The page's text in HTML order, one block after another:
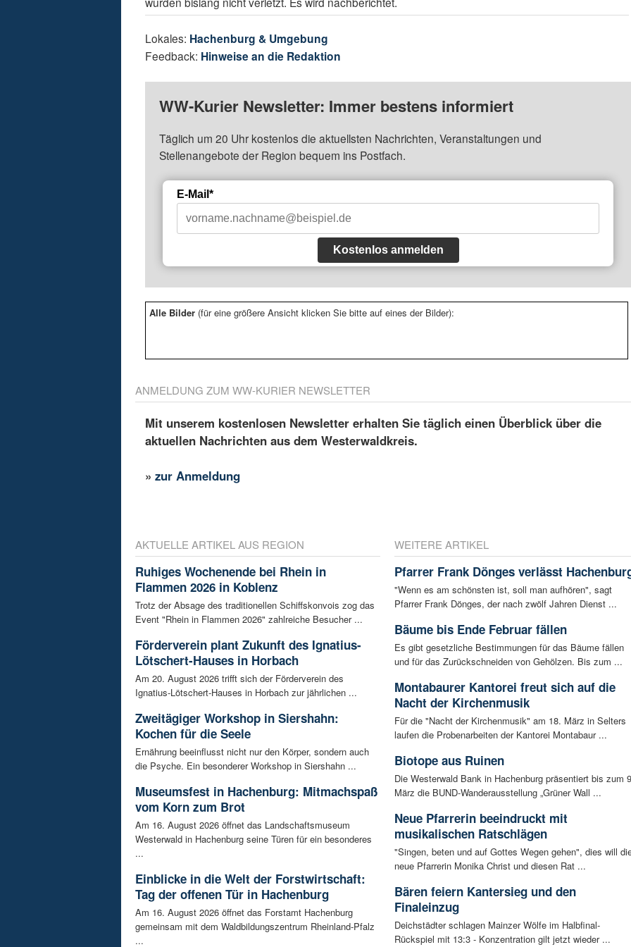
Lokales: Hachenburg & Umgebung
Feedback: Hinweise an die Redaktion
WW-Kurier Newsletter: Immer bestens informiert
Täglich um 20 Uhr kostenlos die aktuellsten Nachrichten, Veranstaltungen und
Stellenangebote der Region bequem ins Postfach.
E-Mail*
Kostenlos anmelden
Alle Bilder (für eine größere Ansicht klicken Sie bitte auf eines der Bilder):
ANMELDUNG ZUM WW-KURIER NEWSLETTER
Mit unserem kostenlosen Newsletter erhalten Sie täglich einen Überblick über die
aktuellen Nachrichten aus dem Westerwaldkreis.
»zur Anmeldung
AKTUELLE ARTIKEL AUS REGION
Ruhiges Wochenende bei Rhein in
Flammen 2026 in Koblenz
Trotz der Absage des traditionellen Schiffskonvois zog das
Event "Rhein in Flammen 2026" zahlreiche Besucher ...
Förderverein plant Zukunft des Ignatius-
Lötschert-Hauses in Horbach
Am 20. August 2026 trifft sich der Förderverein des
Ignatius-Lötschert-Hauses in Horbach zur jährlichen ...
Zweitägiger Workshop in Siershahn:
Kochen für die Seele
Ernährung beeinflusst nicht nur den Körper, sondern auch
die Psyche. Ein besonderer Workshop in Siershahn ...
Museumsfest in Hachenburg: Mitmachspaß
vom Korn zum Brot
Am 16. August 2026 öffnet das Landschaftsmuseum
Westerwald in Hachenburg seine Türen für ein besonderes
...
Einblicke in die Welt der Forstwirtschaft:
Tag der offenen Tür in Hachenburg
Am 16. August 2026 öffnet das Forstamt Hachenburg
gemeinsam mit dem Waldbildungszentrum Rheinland-Pfalz
...
WEITERE ARTIKEL
Pfarrer Frank Dönges verlässt
"Wenn es am schönsten ist, soll man aufhören", sagt
Pfarrer Frank Dönges, der nach zwölf Jahren Dienst ...
Bäume bis Ende Februar fällen
Es gibt gesetzliche Bestimmungen für das Bäume fällen
und für das Zurückschneiden von Gehölzen. Bis zum ...
Montabaurer Kantorei freut sich auf die
Nacht der Kirchenmusik
Für die "Nacht der Kirchenmusik" am 18. März in Selters
laufen die Probenarbeiten der Kantorei Montabaur ...
Biotope aus Ruinen
Die Westerwald Bank in Hachenburg präsentiert bis zum
März die BUND-Wanderausstellung „Grüner Wall ...
Neue Pfarrerin beeindruckt mit
musikalischen Ratschlägen
"Singen, beten und auf Gottes Wegen gehen", dies will
neue Pfarrerin Monika Christ und diesen Rat ...
Bären feiern Kantersieg und den
Finaleinzug
Deichstädter schlagen Mainzer Wölfe im Halbfinal-
Rückspiel mit 13:3 - Konzentration gilt jetzt wieder ...